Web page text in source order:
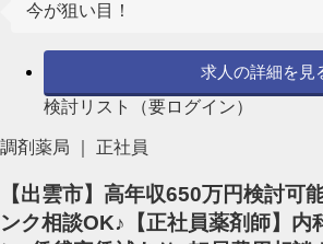
今が狙い目！
求人の詳細を見
検討リスト（要ログイン）
調剤薬局 ｜ 正社員
【出雲市】高年収650万円検討可
ンク相談OK♪【正社員薬剤師】内